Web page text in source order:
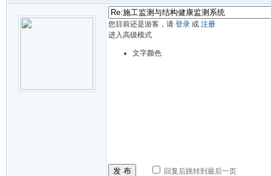
您目前还是游客，请 登录 或 注册
进入高级模式
文字颜色
发 布 回复后跳转到最后一页